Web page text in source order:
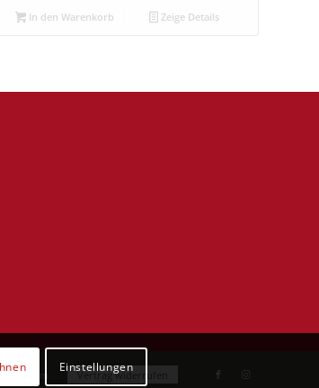
In den Warenkorb Zeige Details
Vertrag widerrufen
Einstellungen